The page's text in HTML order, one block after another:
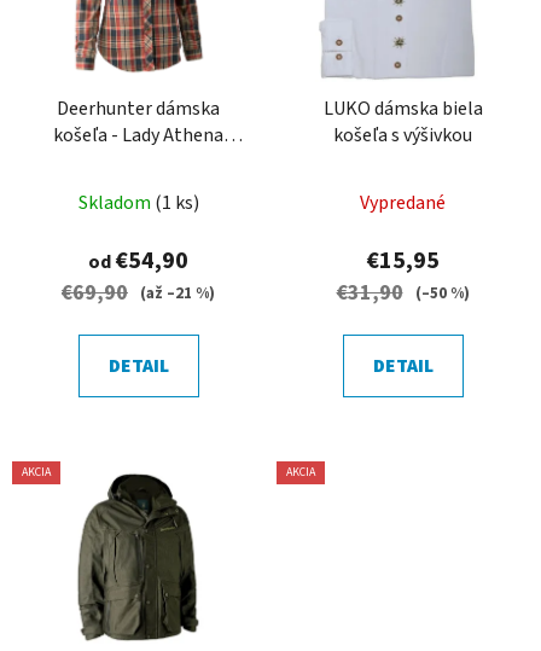
Deerhunter dámska
košeľa - Lady Athena
Skladom (1 ks)
od€54,90
€69,90 (až –21 %)
DETAIL
LUKO dámska biela
košeľa s výšivkou
Vypredané
€15,95
€31,90 (–50 %)
DETAIL
AKCIA AKCIA